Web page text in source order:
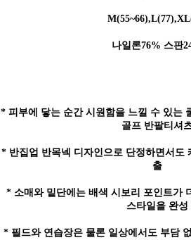
나일론76% 스판
* 피부에 닿는 순간 시원함을 느낄 수 있는
골프 반팔티셔
* 반집업 반목넥 디자인으로 단정하면서도
출
* 소매와 밑단에는 배색 시보리 포인트가
스타일을 완성
* 필드와 연습장은 물론 일상에서도 부담